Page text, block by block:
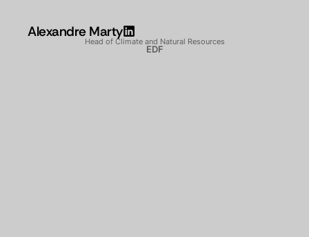
Alexandre Marty
Head of Climate and Natural Resources
EDF